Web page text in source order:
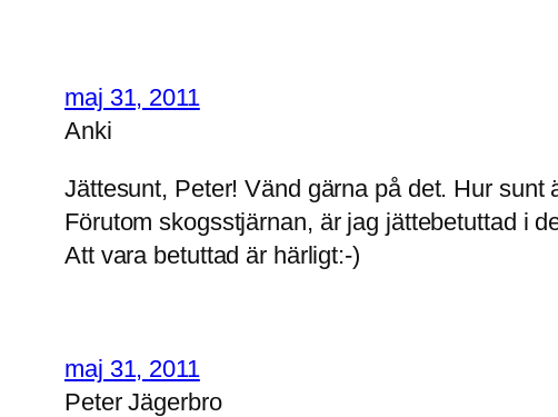
maj 31, 2011
Anki
Jättesunt, Peter! Vänd gärna på det. Hur
Förutom skogsstjärnan, är jag jättebetuttad i
Att vara betuttad är härligt:-)
maj 31, 2011
Peter Jägerbro